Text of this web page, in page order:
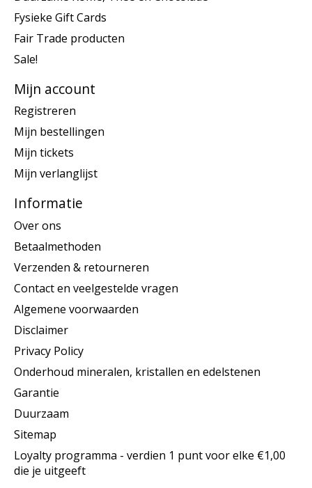
Fysieke Gift Cards
Fair Trade producten
Sale!
Mijn account
Registreren
Mijn bestellingen
Mijn tickets
Mijn verlanglijst
Informatie
Over ons
Betaalmethoden
Verzenden & retourneren
Contact en veelgestelde vragen
Algemene voorwaarden
Disclaimer
Privacy Policy
Onderhoud mineralen, kristallen en edelstenen
Garantie
Duurzaam
Sitemap
Loyalty programma - verdien 1 punt voor elke €1,00
die je uitgeeft